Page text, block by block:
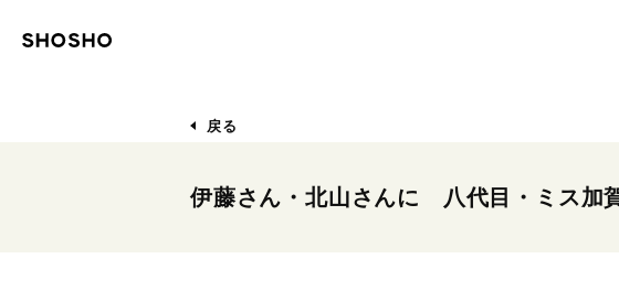
戻る
伊藤さん・北山さんに 八代目・ミス加